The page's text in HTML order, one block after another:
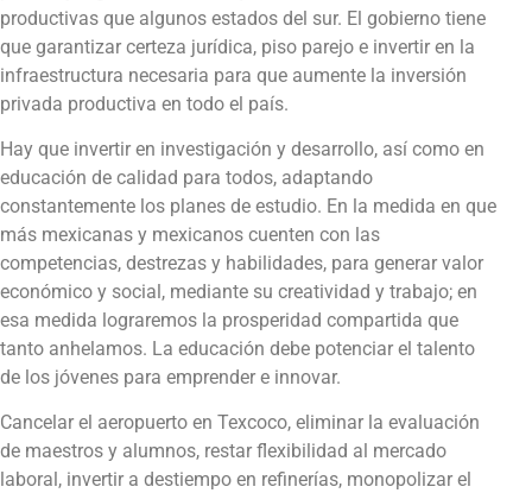
productivas que algunos estados del sur. El gobierno tiene
que garantizar certeza jurídica, piso parejo e invertir en la
infraestructura necesaria para que aumente la inversión
privada productiva en todo el país.
Hay que invertir en investigación y desarrollo, así como en
educación de calidad para todos, adaptando
constantemente los planes de estudio. En la medida en que
más mexicanas y mexicanos cuenten con las
competencias, destrezas y habilidades, para generar valor
económico y social, mediante su creatividad y trabajo; en
esa medida lograremos la prosperidad compartida que
tanto anhelamos. La educación debe potenciar el talento
de los jóvenes para emprender e innovar.
Cancelar el aeropuerto en Texcoco, eliminar la evaluación
de maestros y alumnos, restar flexibilidad al mercado
laboral, invertir a destiempo en refinerías, monopolizar el